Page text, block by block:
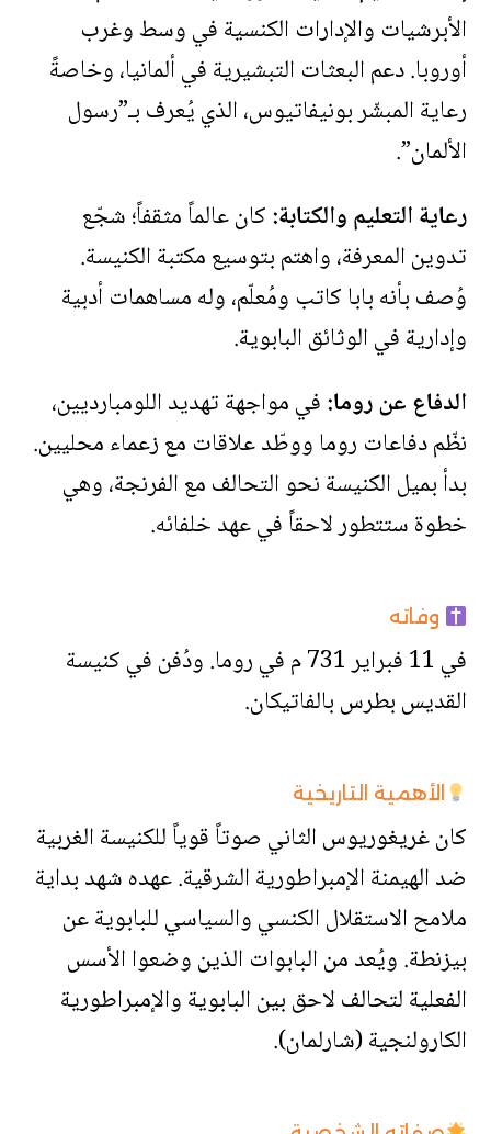
الأبرشيات والإدارات الكنسية في وسط وغرب
أوروبا. دعم البعثات التبشيرية في ألمانيا، وخاصةً
رعاية المبشّر بونيفاتيوس، الذي يُعرف بـ”رسول
الألمان”.
رعاية التعليم والكتابة:كان عالماً مثقفاً؛ شجّع
تدوين المعرفة، واهتم بتوسيع مكتبة الكنيسة.
وُصف بأنه بابا كاتب ومُعلّم، وله مساهمات أدبية
وإدارية في الوثائق البابوية.
الدفاع عن روما:في مواجهة تهديد اللومبارديين،
نظّم دفاعات روما ووطّد علاقات مع زعماء محليين.
بدأ بميل الكنيسة نحو التحالف مع الفرنجة، وهي
خطوة ستتطور لاحقاً في عهد خلفائه.
وفاته
في 11 فبراير 731 م في روما. ودُفن في كنيسة
القديس بطرس بالفاتيكان.
الأهمية التاريخية
كان غريغوريوس الثاني صوتاً قوياً للكنيسة الغربية
ضد الهيمنة الإمبراطورية الشرقية. عهده شهد بداية
ملامح الاستقلال الكنسي والسياسي للبابوية عن
بيزنطة. ويُعد من البابوات الذين وضعوا الأسس
الفعلية لتحالف لاحق بين البابوية والإمبراطورية
الكارولنجية (شارلمان).